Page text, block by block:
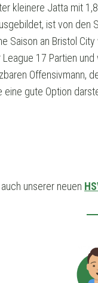
kleinere Jatta mit
ist von
Saison an Bristol
17 Partien
Offensivmann,
gute Option
unserer neuen